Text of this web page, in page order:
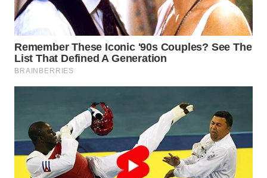
PRIANGAN
WN
SEMARANG
SOLO
WN
BOROBUDUR